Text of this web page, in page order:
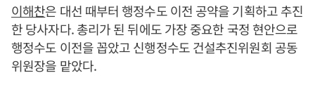
이해찬은 대선 때부터 행정수도 이전 공약을 기획하고 추진
한 당사자다. 총리가 된 뒤에도 가장 중요한 국정 현안으로
행정수도 이전을 꼽았고 신행정수도 건설추진위원회 공동
위원장을 맡았다.